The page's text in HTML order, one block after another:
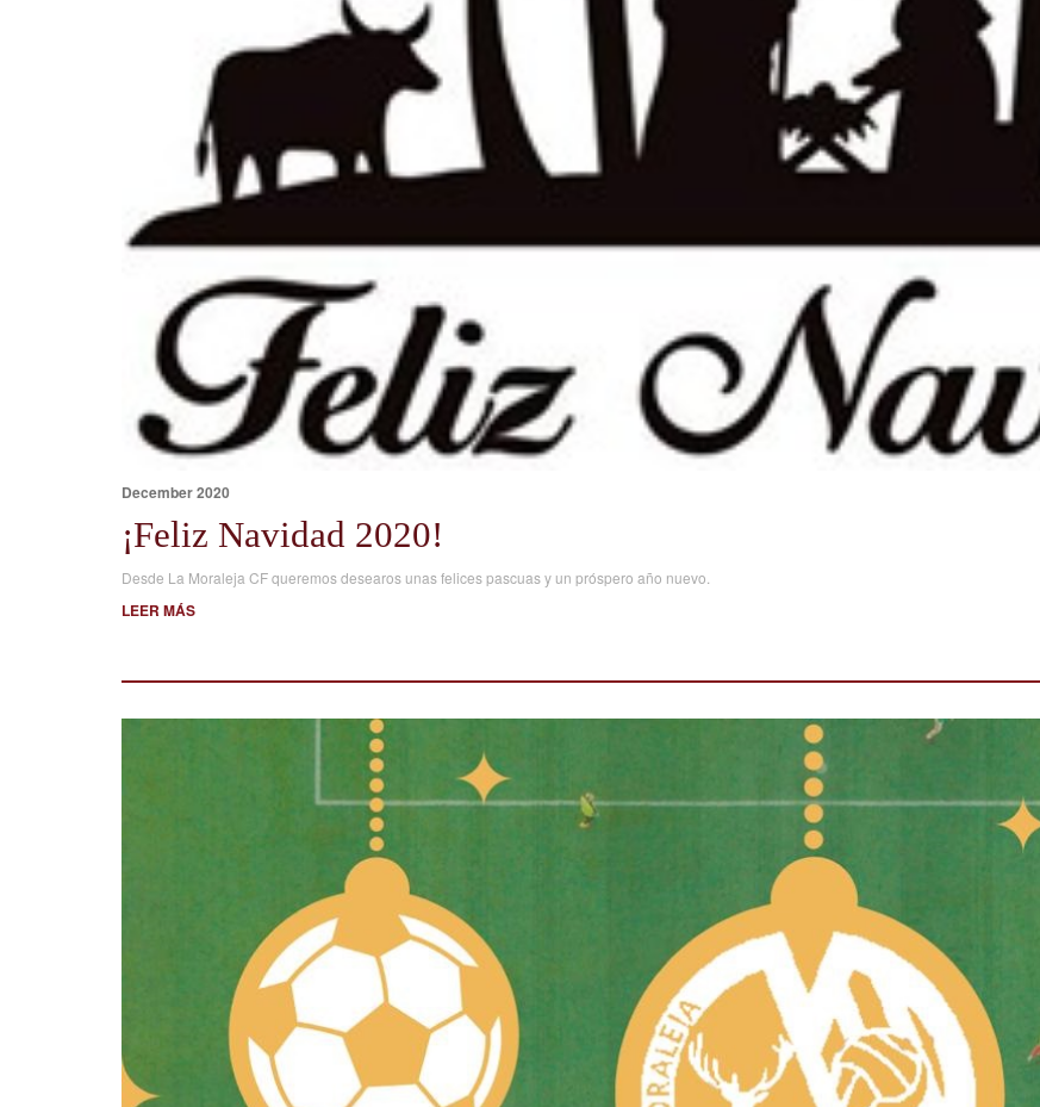
December 2020
¡Feliz Navidad 2020!
Desde La Moraleja CF queremos desearos unas felices pascuas y un próspero año nuevo.
LEER MÁS